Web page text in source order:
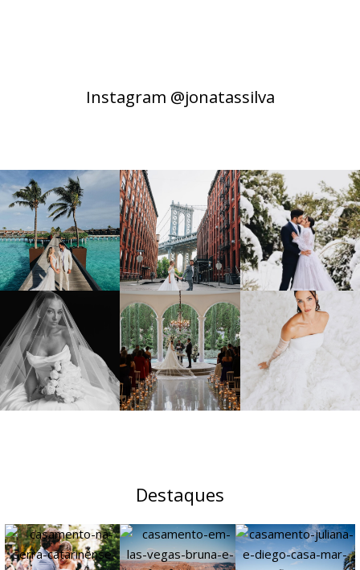
Instagram @jonatassilva
Destaques